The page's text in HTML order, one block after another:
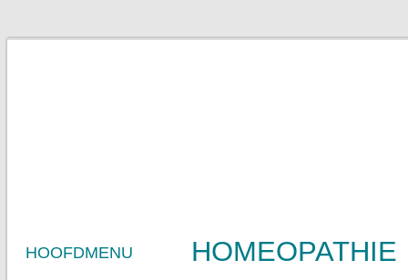
HOMEOPATHIE
HOOFDMENU